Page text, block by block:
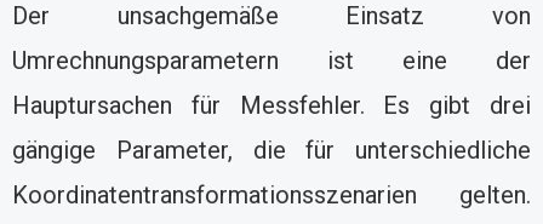
Der unsachgemäße Einsatz von
Umrechnungsparametern ist eine der
Hauptursachen für Messfehler. Es gibt drei
gängige Parameter, die für unterschiedliche
Koordinatentransformationsszenarien gelten.